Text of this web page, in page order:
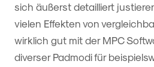
sich äußerst detailliert
vielen Effekten von
wirklich gut mit der MPC
diverser Padmodi für